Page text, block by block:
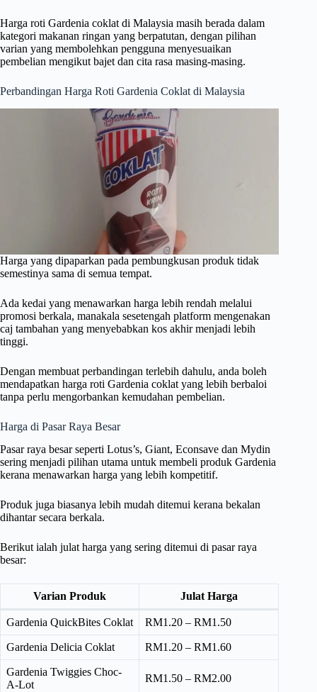
Harga roti Gardenia coklat di Malaysia masih berada dalam
kategori makanan ringan yang berpatutan, dengan pilihan
varian yang membolehkan pengguna menyesuaikan
pembelian mengikut bajet dan cita rasa masing-masing.
Perbandingan Harga Roti Gardenia Coklat di Malaysia
Harga yang dipaparkan pada pembungkusan produk tidak
semestinya sama di semua tempat.
Ada kedai yang menawarkan harga lebih rendah melalui
promosi berkala, manakala sesetengah platform mengenakan
caj tambahan yang menyebabkan kos akhir menjadi lebih
tinggi.
Dengan membuat perbandingan terlebih dahulu, anda boleh
mendapatkan harga roti Gardenia coklat yang lebih berbaloi
tanpa perlu mengorbankan kemudahan pembelian.
Harga di Pasar Raya Besar
Pasar raya besar seperti Lotus’s, Giant, Econsave dan Mydin
sering menjadi pilihan utama untuk membeli produk Gardenia
kerana menawarkan harga yang lebih kompetitif.
Produk juga biasanya lebih mudah ditemui kerana bekalan
dihantar secara berkala.
Berikut ialah julat harga yang sering ditemui di pasar raya
besar:
Varian Produk Julat Harga
Gardenia QuickBites Coklat RM1.20 – RM1.50
Gardenia Delicia Coklat RM1.20 – RM1.60
Gardenia Twiggies Choc-
A-Lot
RM1.50 – RM2.00